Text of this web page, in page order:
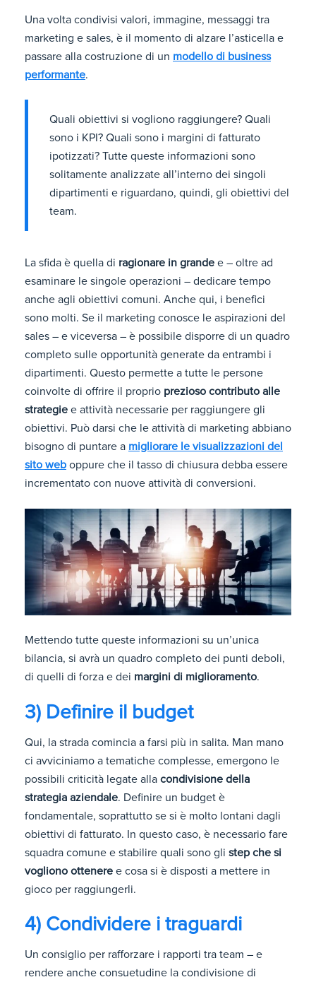
Una volta condivisi valori, immagine, messaggi tra
marketing e sales, è il momento di alzare l’asticella e
passare alla costruzione di un modello di business
performante.
Quali obiettivi si vogliono raggiungere? Quali
sono i KPI? Quali sono i margini di fatturato
ipotizzati? Tutte queste informazioni sono
solitamente analizzate all’interno dei singoli
dipartimenti e riguardano, quindi, gli obiettivi del
team.
La sfida è quella di ragionare in grande e – oltre ad
esaminare le singole operazioni – dedicare tempo
anche agli obiettivi comuni. Anche qui, i benefici
sono molti. Se il marketing conosce le aspirazioni del
sales – e viceversa – è possibile disporre di un quadro
completo sulle opportunità generate da entrambi i
dipartimenti. Questo permette a tutte le persone
coinvolte di offrire il proprio prezioso contributo alle
strategie e attività necessarie per raggiungere gli
obiettivi. Può darsi che le attività di marketing abbiano
bisogno di puntare a migliorare le visualizzazioni del
sito web oppure che il tasso di chiusura debba essere
incrementato con nuove attività di conversioni.
Mettendo tutte queste informazioni su un’unica
bilancia, si avrà un quadro completo dei punti deboli,
di quelli di forza e dei margini di miglioramento.
3) Definire il budget
Qui, la strada comincia a farsi più in salita. Man mano
ci avviciniamo a tematiche complesse, emergono le
possibili criticità legate alla condivisione della
strategia aziendale. Definire un budget è
fondamentale, soprattutto se si è molto lontani dagli
obiettivi di fatturato. In questo caso, è necessario fare
squadra comune e stabilire quali sono gli step che si
vogliono ottenere e cosa si è disposti a mettere in
gioco per raggiungerli.
4) Condividere i traguardi
Un consiglio per rafforzare i rapporti tra team – e
rendere anche consuetudine la condivisione di